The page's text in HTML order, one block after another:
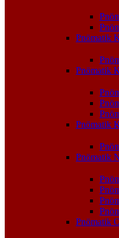
Pnömatik
Pnömatik
Pnömatik
Pnömatik
Pnömatik